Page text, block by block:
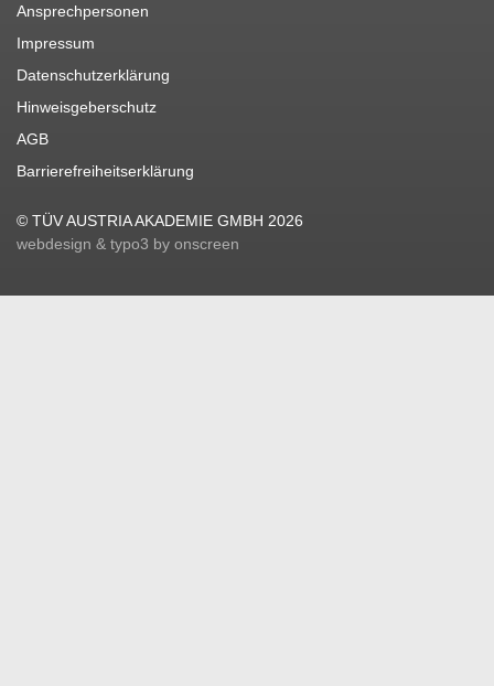
Ansprechpersonen
Impressum
Datenschutzerklärung
Hinweisgeberschutz
AGB
Barrierefreiheitserklärung
© TÜV AUSTRIA AKADEMIE GMBH 2026
webdesign & typo3 by onscreen